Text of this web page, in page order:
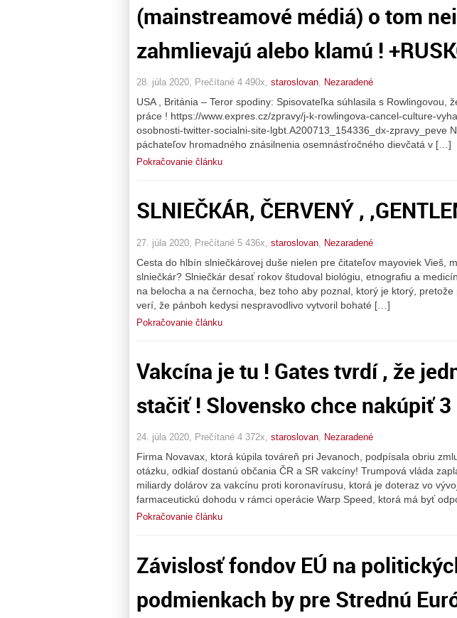
(mainstreamové médiá) o tom
zahmlievajú alebo klamú !
28. júla 2020, Prečítané 4 490x, staroslovan, Nezaradené
USA , Británia – Teror spodiny: Spisovateľka súhlasila s Rowlingovou,
práce ! https://www.expres.cz/zpravy/j-k-rowlingova-cancel-culture-
osobnosti-twitter-socialni-site-lgbt.A200713_154336_dx-zpravy_peve
páchateľov hromadného znásilnenia osemnásťročného dievčatá v […]
Pokračovanie článku
SLNIEČKÁR, ČERVENÝ ,
27. júla 2020, Prečítané 5 436x, staroslovan Nezaradené
Cesta do hlbín slniečkárovej duše nielen pre čitateľov mayoviek Vieš,
slniečkár? Slniečkár desať rokov študoval biológiu, etnografiu a
na belocha a na černocha, bez toho aby poznal, ktorý je ktorý,
verí, že pánboh kedysi nespravodlivo vytvoril bohaté […]
Pokračovanie článku
Vakcína je tu ! Gates tvrdí , že
stačiť ! Slovensko chce nakúpiť
24. júla 2020, Prečítané 4 372x, staroslovan, Nezaradené
Firma Novavax, ktorá kúpila továreň pri Jevanoch, podpísala obriu
otázku, odkiaľ dostanú občania ČR a SR vakcíny! Trumpová vláda
miliardy dolárov za vakcínu proti koronavírusu, ktorá je doteraz vo
farmaceutickú dohodu v rámci operácie Warp Speed, ktorá má byť
Pokračovanie článku
Závislosť fondov EÚ na
podmienkach by pre Strednú